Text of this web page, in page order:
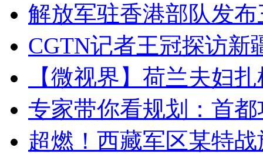
解放军驻香港部队发
CGTN记者王冠探访新
【微视界】荷兰夫妇
专家带你看规划：首
超燃！西藏军区某特